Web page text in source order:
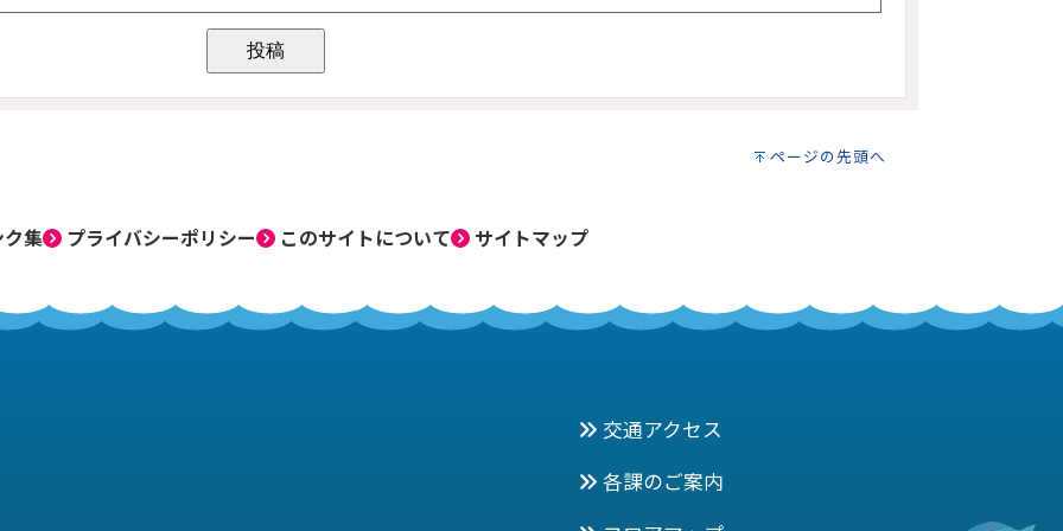
ページの先頭へ
集 プライバシーポリシー このサイトについて サイトマップ
交通アクセス
各課のご案内